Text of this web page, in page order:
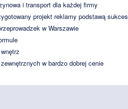
i transport dla każdej firmy
projekt reklamy podstawą
w Warszawie
w bardzo dobrej cenie